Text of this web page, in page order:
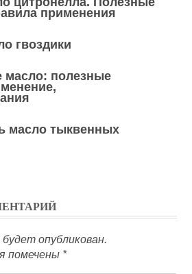
применения
гвоздики
масло: полезные
масло тыквенных
опубликован.
помечены *